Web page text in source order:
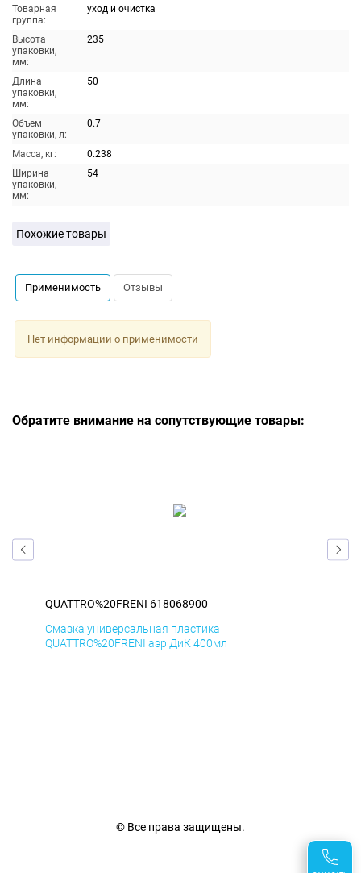
Товарная
группа:
уход и очистка
Высота
упаковки,
мм:
235
Длина
упаковки,
мм:
50
Объем
упаковки, л:
0.7
Масса, кг:
0.238
Ширина
упаковки,
мм:
54
Похожие товары
Применимость Отзывы
Нет информации о применимости
Обратите внимание на сопутствующие товары:
QUATTRO%20FRENI 618068900
Смазка универсальная пластика
QUATTRO%20FRENI аэр ДиК 400мл
© Все права защищены.